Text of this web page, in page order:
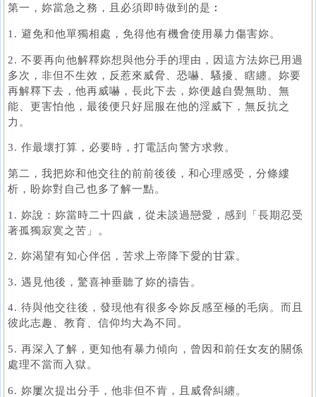
第一，妳當急之務，且必須即時做到的是︰
1. 避免和他單獨相處，免得他有機會使用暴力傷害妳。
2. 不要再向他解釋妳想與他分手的理由，因這方法妳已用過
多次，非但不生效，反惹來威脅、恐嚇、騷擾、瞎纏。妳要
再解釋下去，他再威嚇，長此下去，妳便越自覺無助、無
能、更害怕他，最後便只好屈服在他的淫威下，無反抗之
力。
3. 作最壞打算，必要時，打電話向警方求救。
第二，我把妳和他交往的前前後後，和心理感受，分條縷
析，盼妳對自己也多了解一點。
1. 妳說：妳當時二十四歲，從未談過戀愛，感到「長期忍受
著孤獨寂寞之苦」。
2. 妳渴望有知心伴侶，苦求上帝降下愛的甘霖。
3. 遇見他後，驚喜神垂聽了妳的禱告。
4. 待與他交往後，發現他有很多令妳反感至極的毛病。而且
彼此志趣、教育、信仰均大為不同。
5. 再深入了解，更知他有暴力傾向，曾因和前任女友的關係
處理不當而入獄。
6. 妳屢次提出分手，他非但不肯，且威脅糾纏。